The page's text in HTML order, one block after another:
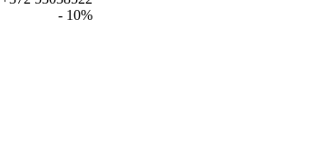
- 10%